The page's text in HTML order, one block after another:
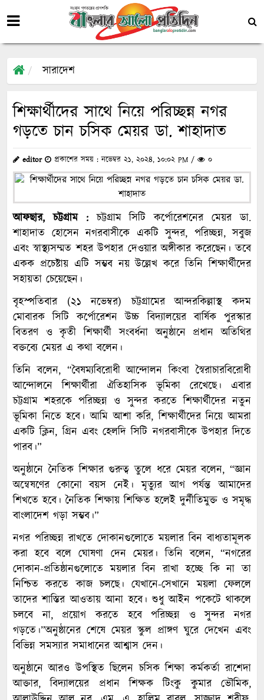
সারাদেশ
শিক্ষার্থীদের সাথে নিয়ে পরিচ্ছন্ন নগর
গড়তে চান চসিক মেয়র ডা. শাহাদাত
editor প্রকাশের সময় : নভেম্বর ২১, ২০২৪, ১০:০২ PM / ০
আফছার, চট্টগ্রাম :চট্টগ্রাম সিটি কর্পোরেশনের মেয়র ডা.
শাহাদাত হোসেন নগরবাসীকে একটি সুন্দর, পরিচ্ছন্ন, সবুজ
এবং স্বাস্থ্যসম্মত শহর উপহার দেওয়ার অঙ্গীকার করেছেন। তবে
একক প্রচেষ্টায় এটি সম্ভব নয় উল্লেখ করে তিনি শিক্ষার্থীদের
সহায়তা চেয়েছেন।
বৃহস্পতিবার (২১ নভেম্বর) চট্টগ্রামের আন্দরকিল্লাস্থ কদম
মোবারক সিটি কর্পোরেশন উচ্চ বিদ্যালয়ের বার্ষিক পুরস্কার
বিতরণ ও কৃতী শিক্ষার্থী সংবর্ধনা অনুষ্ঠানে প্রধান অতিথির
বক্তব্যে মেয়র এ কথা বলেন।
তিনি বলেন, “বৈষম্যবিরোধী আন্দোলন কিংবা স্বৈরাচারবিরোধী
আন্দোলনে শিক্ষার্থীরা ঐতিহাসিক ভূমিকা রেখেছে। এবার
চট্টগ্রাম শহরকে পরিচ্ছন্ন ও সুন্দর করতে শিক্ষার্থীদের নতুন
ভূমিকা নিতে হবে। আমি আশা করি, শিক্ষার্থীদের নিয়ে আমরা
একটি ক্লিন, গ্রিন এবং হেলদি সিটি নগরবাসীকে উপহার দিতে
পারব।”
অনুষ্ঠানে নৈতিক শিক্ষার গুরুত্ব তুলে ধরে মেয়র বলেন, “জ্ঞান
অন্বেষণের কোনো বয়স নেই। মৃত্যুর আগ পর্যন্ত আমাদের
শিখতে হবে। নৈতিক শিক্ষায় শিক্ষিত হলেই দুর্নীতিমুক্ত ও সমৃদ্ধ
বাংলাদেশ গড়া সম্ভব।”
নগর পরিচ্ছন্ন রাখতে দোকানগুলোতে ময়লার বিন বাধ্যতামূলক
করা হবে বলে ঘোষণা দেন মেয়র। তিনি বলেন, “নগরের
দোকান-প্রতিষ্ঠানগুলোতে ময়লার বিন রাখা হচ্ছে কি না তা
নিশ্চিত করতে কাজ চলছে। যেখানে-সেখানে ময়লা ফেললে
তাদের শাস্তির আওতায় আনা হবে। শুধু আইন পকেটে থাকলে
চলবে না, প্রয়োগ করতে হবে পরিচ্ছন্ন ও সুন্দর নগর
গড়তে।”অনুষ্ঠানের শেষে মেয়র স্কুল প্রাঙ্গণ ঘুরে দেখেন এবং
বিভিন্ন সমস্যার সমাধানের আশ্বাস দেন।
অনুষ্ঠানে আরও উপস্থিত ছিলেন চসিক শিক্ষা কর্মকর্তা রাশেদা
আক্তার, বিদ্যালয়ের প্রধান শিক্ষক টিংকু কুমার ভৌমিক,